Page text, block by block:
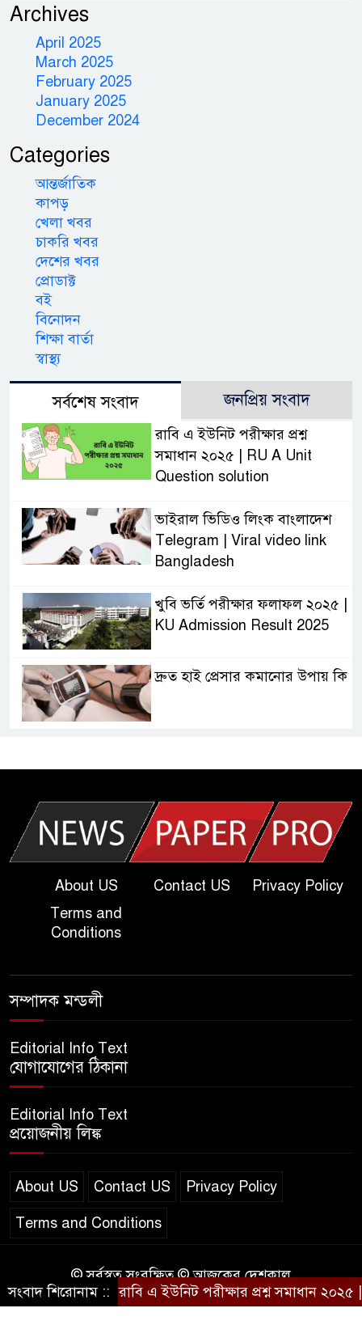
Archives
April 2025
March 2025
February 2025
January 2025
December 2024
Categories
আন্তর্জাতিক
কাপড়
খেলা খবর
চাকরি খবর
দেশের খবর
প্রোডাক্ট
বই
বিনোদন
শিক্ষা বার্তা
স্বাস্থ্য
সর্বশেষ সংবাদ জনপ্রিয় সংবাদ
রাবি এ ইউনিট পরীক্ষার প্রশ্ন
সমাধান ২০২৫ | RU A Unit
Question solution
ভাইরাল ভিডিও লিংক বাংলাদেশ
Telegram | Viral video link
Bangladesh
খুবি ভর্তি পরীক্ষার ফলাফল ২০২৫ |
KU Admission Result 2025
দ্রুত হাই প্রেসার কমানোর উপায় কি
| Today Dakhil Exam
খুবি সি ইউনিট ভর্তি পরীক্ষার প্রশ্ন
২০২৫ | KU C Unit Admission
Question
Jannat Toha Video viral
About US Contact US
Privacy Policy
Terms and
Conditions
সম্পাদক মন্ডলী
Editorial Info Text
যোগাযোগের ঠিকানা
Editorial Info Text
প্রয়োজনীয় লিঙ্ক
About US Contact US Privacy Policy
Terms and Conditions
© সর্বস্বত্ব সংরক্ষিত © আজকের দেশকাল
Design & Developed byBD IT HOST
সংবাদ শিরোনাম ::রাবি এ ইউনিট পরীক্ষার প্রশ্ন সমাধান ২০২৫ |